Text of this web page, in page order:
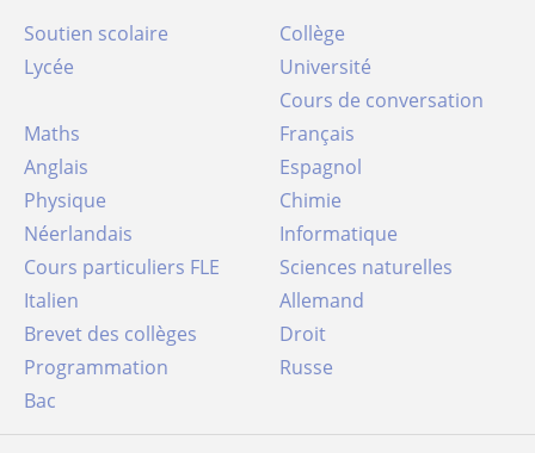
Soutien scolaire
Collège
Lycée
Université
Cours de conversation
Maths
Français
Anglais
Espagnol
Physique
Chimie
Néerlandais
Informatique
Cours particuliers FLE
Sciences naturelles
Italien
Allemand
Brevet des collèges
Droit
Programmation
Russe
Bac